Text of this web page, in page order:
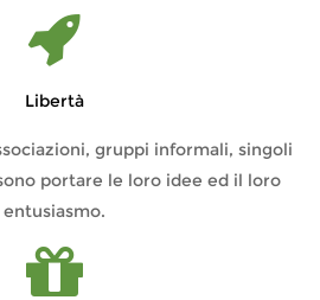
Libertà
gruppi informali, singoli
portare le loro idee ed il loro
entusiasmo.